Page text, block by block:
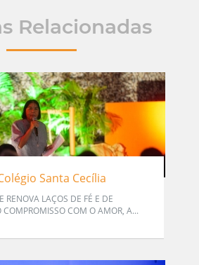
Relacionadas
Santa Cecília
RENOVA LAÇOS DE FÉ E DE
COMPROMISSO COM O AMOR, A...